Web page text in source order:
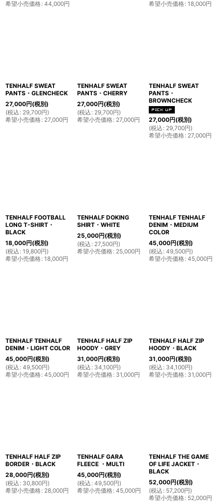
希望小売価格: 44,000円 希望小売価格: 18,000円
TENHALF SWEAT
PANTS・GLENCHECK
27,000円(税別)
(税込 : 29,700円)
希望小売価格: 27,000円
TENHALF SWEAT
PANTS・CHERRY
27,000円(税別)
(税込 : 29,700円)
希望小売価格: 27,000円
TENHALF SWEAT
PANTS・
BROWNCHECK
27,000円(税別)
(税込 : 29,700円)
希望小売価格: 27,000円
TENHALF FOOTBALL
LONG T-SHIRT・
BLACK
18,000円(税別)
(税込 : 19,800円)
希望小売価格: 18,000円
TENHALF DOKING
SHIRT・WHITE
25,000円(税別)
(税込 : 27,500円)
希望小売価格: 25,000円
TENHALF TENHALF
DENIM・MEDIUM
COLOR
45,000円(税別)
(税込 : 49,500円)
希望小売価格: 45,000円
TENHALF TENHALF
DENIM・LIGHT COLOR
45,000円(税別)
(税込 : 49,500円)
希望小売価格: 45,000円
TENHALF HALF ZIP
HOODY・GREY
31,000円(税別)
(税込 : 34,100円)
希望小売価格: 31,000円
TENHALF HALF ZIP
HOODY・BLACK
31,000円(税別)
(税込 : 34,100円)
希望小売価格: 31,000円
TENHALF HALF ZIP
BORDER・BLACK
28,000円(税別)
(税込 : 30,800円)
希望小売価格: 28,000円
TENHALF GARA
FLEECE ・MULTI
45,000円(税別)
(税込 : 49,500円)
希望小売価格: 45,000円
TENHALF THE GAME
OF LIFE JACKET・
BLACK
52,000円(税別)
(税込 : 57,200円)
希望小売価格: 52,000円